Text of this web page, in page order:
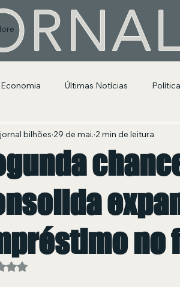
Economia Últimas Notícias
e Social Segurança Pública
jornal bilhões 29 de mai. 2 min de leitura
Avaliado com NaN de 5 estrelas.